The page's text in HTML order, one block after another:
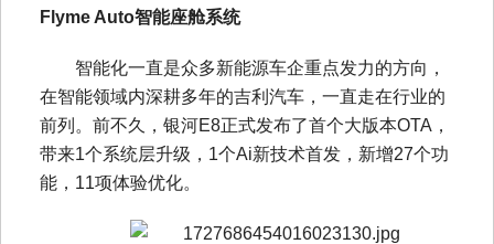
Flyme Auto智能座舱系统
智能化一直是众多新能源车企重点发力的方向，
在智能领域内深耕多年的吉利汽车，一直走在行业的
前列。前不久，银河E8正式发布了首个大版本OTA，
带来1个系统层升级，1个Ai新技术首发，新增27个功
能，11项体验优化。